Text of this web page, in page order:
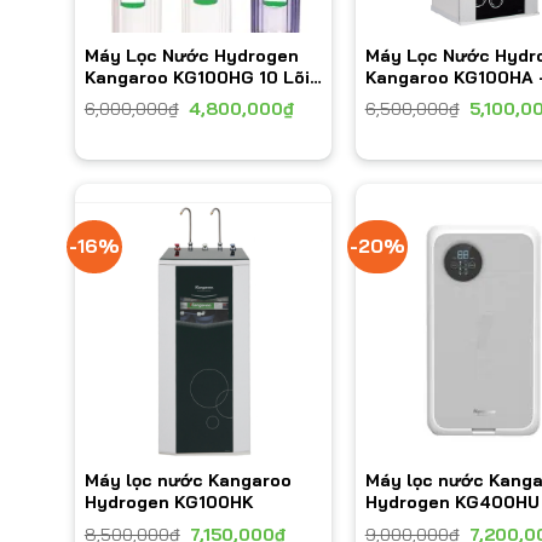
Máy Lọc Nước Hydrogen
Kangaroo KG100HG 10 Lõi-
Không Vỏ
6,000,000₫ 4,800,000₫
Máy Lọc Nước
Kangaroo KG100HA
6,500,000₫
-16%
Máy lọc nước Kangaroo
Hydrogen KG100HK
8,500,000₫ 7,150,000₫
-20%
Máy lọc nước
Hydrogen KG400HU
9,000,000₫